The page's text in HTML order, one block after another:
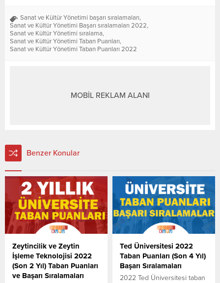
Sanat ve Kültür Yönetimi başarı sıralamaları,
Sanat ve Kültür Yönetimi Başarı sıralamaları 2022,
Sanat ve Kültür Yönetimi sıralama,
Sanat ve Kültür Yönetimi Taban Puanları,
Sanat ve Kültür Yönetimi Taban Puanları 2022
MOBİL REKLAM ALANI
Benzer Konular
Zeytincilik ve Zeytin
İşleme Teknolojisi 2022
(Son 2 Yıl) Taban Puanları
ve Başarı Sıralamaları
Ted Üniversitesi 2022
Taban Puanları (Son 4 Yıl)
Başarı Sıralamaları
2022 Ted Üniversitesi taban